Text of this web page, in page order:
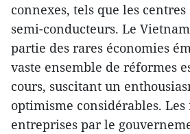
connexes, tels que les
semi-conducteurs. Le
partie des rares économies
vaste ensemble de réformes
cours, suscitant un
optimisme considérables.
entreprises par le